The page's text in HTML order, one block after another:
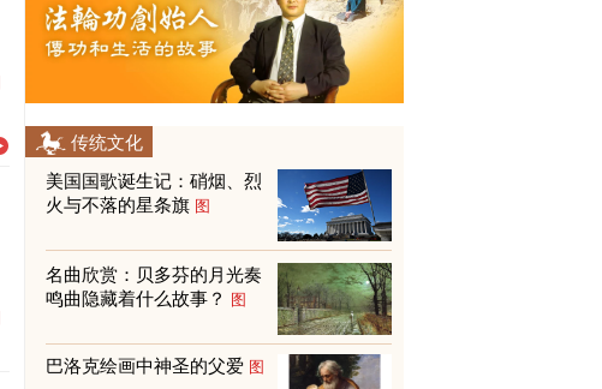
传统文化
美国国歌诞生记：硝烟、烈
火与不落的星条旗 图
名曲欣赏：贝多芬的月光奏
鸣曲隐藏着什么故事？
图
巴洛克绘画中神圣的父爱 图